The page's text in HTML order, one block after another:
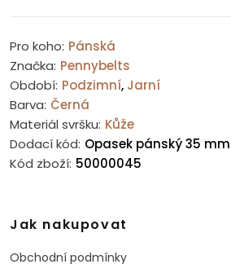
Pro koho: Pánská
Značka: Pennybelts
Období: Podzimní, Jarní
Barva: Černá
Materiál svršku: Kůže
Dodací kód: Opasek pánský 35 mm
Kód zboží: 50000045
Jak nakupovat
Obchodní podmínky